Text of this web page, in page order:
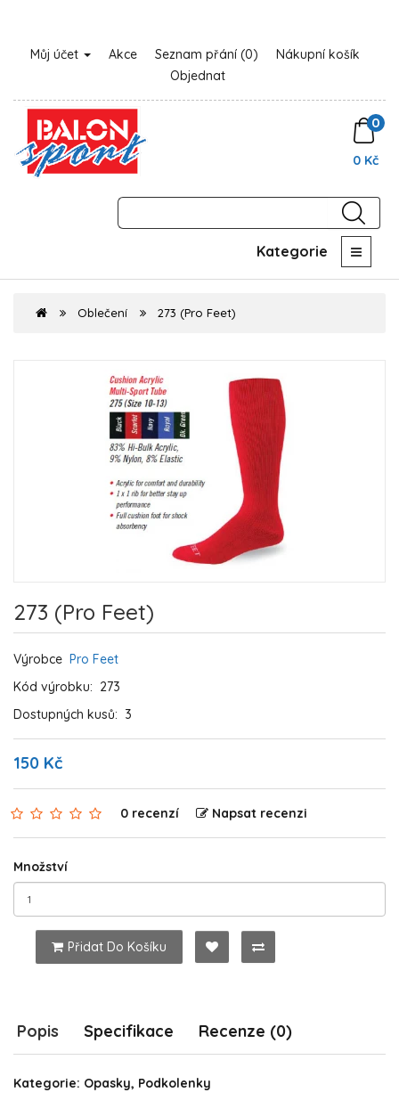
Můj účet Akce Seznam přání (0)
Nákupní košík
Objednat
0
0 Kč
Kategorie
Oblečení 273 (Pro Feet)
273 (Pro Feet)
Výrobce Pro Feet
Kód výrobku: 273
Dostupných kusů: 3
150 Kč
0 recenzí Napsat recenzi
Množství
Přidat Do Košíku
Popis Specifikace Recenze (0)
Kategorie: Opasky, Podkolenky